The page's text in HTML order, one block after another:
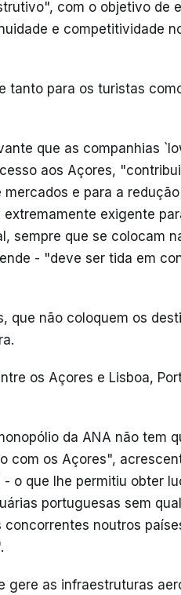
com o objetivo de
e competitividade
tanto para os turistas
que as companhias
aos Açores,
e para a
exigente
sempre que se colocam
- "deve ser tida em
que não coloquem os
os Açores e Lisboa,
da ANA não tem
com os Açores",
o que lhe permitiu obter
portuguesas sem
noutros
gere as infraestruturas